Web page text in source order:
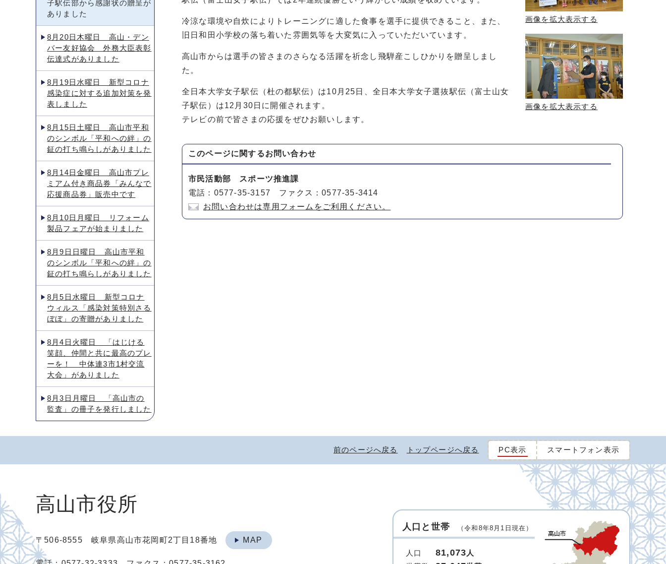
画像を拡大表示する
画像を拡大表示する
冷涼な環境や自炊によりトレーニングに適した食事を選手に提供できること、また、
旧日和田小学校の落ち着いた雰囲気等を大変気に入っていただいています。
高山市からは選手の皆さまのさらなる活躍を祈念し飛騨産こしひかりを贈呈しまし
た。
全日本大学女子駅伝（杜の都駅伝）は10月25日、全日本大学女子選抜駅伝（富士山女
子駅伝）は12月30日に開催されます。
テレビの前で皆さまの応援をぜひお願いします。
このページに関するお問い合わせ
市民活動部 スポーツ推進課
電話：0577-35-3157 ファクス：0577-35-3414
お問い合わせは専用フォームをご利用ください。
子駅伝部から感謝状の贈呈が
ありました
8月20日木曜日 高山・デン
バー友好協会 外務大臣表彰
伝達式がありました
8月19日水曜日 新型コロナ
感染症に対する追加対策を発
表しました
8月15日土曜日 高山市平和
のシンボル「平和への絆」の
鉦の打ち鳴らしがありました
8月14日金曜日 高山市プレ
ミアム付き商品券「みんなで
応援商品券」販売中です
8月10日月曜日 リフォーム
製品フェアが始まりました
8月9日日曜日 高山市平和
のシンボル「平和への絆」の
鉦の打ち鳴らしがありました
8月5日水曜日 新型コロナ
ウィルス「感染対策特別さる
ぼぼ」の寄贈がありました
8月4日火曜日 「はじける
笑顔、仲間と共に最高のプレ
ーを！ 中体連3市1村交流
大会」がありました
8月3日月曜日 「高山市の
監査」の冊子を発行しました
前のページへ戻る トップページへ戻る PC表示 スマートフォン表示
高山市役所
〒506-8555 岐阜県高山市花岡町2丁目18番地 MAP
人口と世帯 （令和8年8月1日現在）
人口 81,073 人